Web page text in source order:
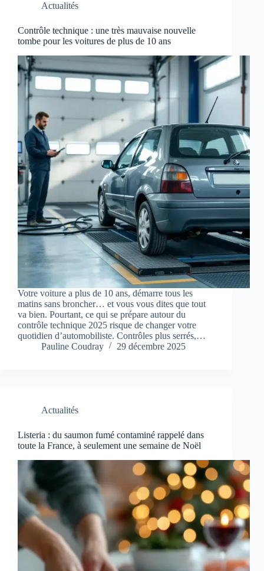
Actualités
Contrôle technique : une très mauvaise nouvelle
tombe pour les voitures de plus de 10 ans
Votre voiture a plus de 10 ans, démarre tous les
matins sans broncher… et vous vous dites que tout
va bien. Pourtant, ce qui se prépare autour du
contrôle technique 2025 risque de changer votre
quotidien d’automobiliste. Contrôles plus serrés,…
Pauline Coudray
29 décembre 2025
Actualités
Listeria : du saumon fumé contaminé rappelé dans
toute la France, à seulement une semaine de Noël